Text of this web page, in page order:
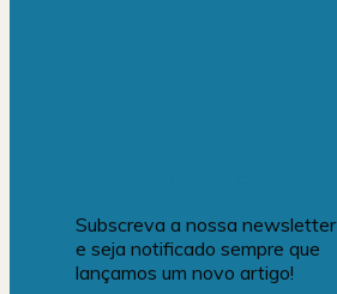
Subscreva a nossa newsletter
e seja notificado sempre que
lançamos um novo artigo!